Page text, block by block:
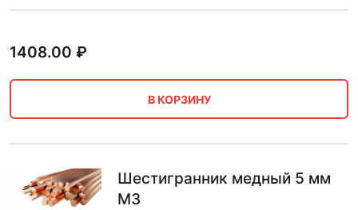
1408.00 ₽
В КОРЗИНУ
Шестигранник медный 5 мм
М3